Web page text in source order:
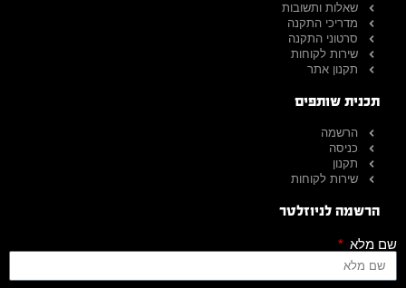
שאלות ותשובות
מדריכי התקנה
סרטוני התקנה
שירות לקוחות
תקנון אתר
תכנית שותפים
הרשמה
כניסה
תקנון
שירות לקוחות
הרשמה לניוזלטר
שם מלא